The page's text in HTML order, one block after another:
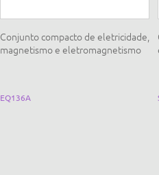
Conjunto compacto de eletricidade,
magnetismo e eletromagnetismo
EQ136A